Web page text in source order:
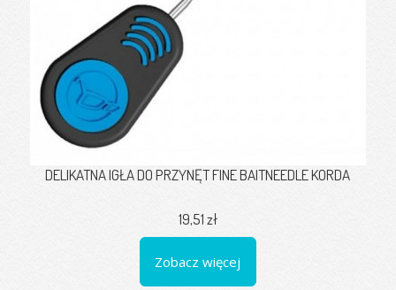
DELIKATNA IGŁA DO PRZYNĘT FINE BAITNEEDLE KORDA
19,51 zł
Zobacz więcej